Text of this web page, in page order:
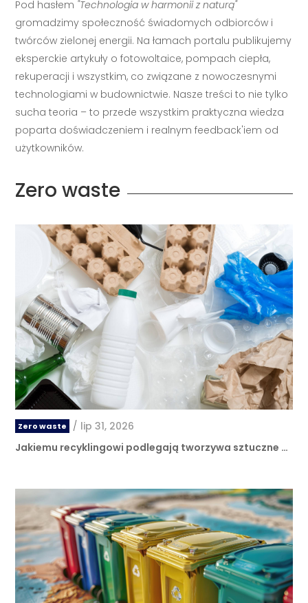
Pod hasłem "Technologia w harmonii z naturą"
gromadzimy społeczność świadomych odbiorców i
twórców zielonej energii. Na łamach portalu publikujemy
eksperckie artykuły o fotowoltaice, pompach ciepła,
rekuperacji i wszystkim, co związane z nowoczesnymi
technologiami w budownictwie. Nasze treści to nie tylko
sucha teoria – to przede wszystkim praktyczna wiedza
poparta doświadczeniem i realnym feedback'iem od
użytkowników.
Zero waste
Zero waste / lip 31, 2026
Jakiemu recyklingowi podlegają tworzywa sztuczne …